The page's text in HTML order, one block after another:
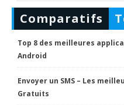
Comparatifs
Top 8 des meilleures
Android
Envoyer un SMS – Les
Gratuits